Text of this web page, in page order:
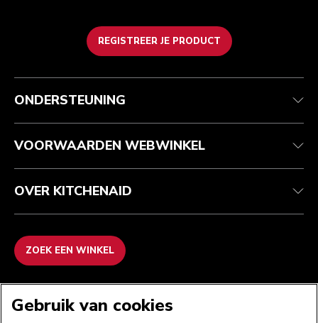
REGISTREER JE PRODUCT
Health check
Je bestelling volgen
Garantie en documenten
Recupel
Algemene voorwaarden
Retournering en terugbetaling
Imprint
ODR
Het merk
Zoek een winkel
ONDERSTEUNING
VOORWAARDEN WEBWINKEL
OVER KITCHENAID
ZOEK EEN WINKEL
Gebruik van cookies